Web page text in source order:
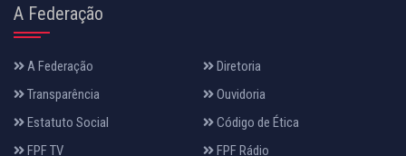
A Federação
A Federação
Diretoria
Transparência
Ouvidoria
Estatuto Social
Código de Ética
FPF TV
FPF Rádio